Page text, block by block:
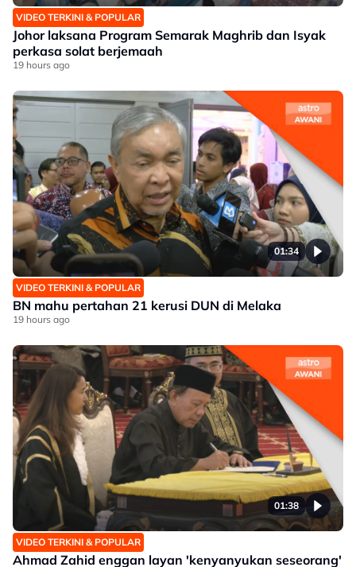
VIDEO TERKINI & POPULAR
Johor laksana Program Semarak Maghrib dan Isyak
perkasa solat berjemaah
19 hours ago
01:34
VIDEO TERKINI & POPULAR
BN mahu pertahan 21 kerusi DUN di Melaka
19 hours ago
01:38
VIDEO TERKINI & POPULAR
Ahmad Zahid enggan layan 'kenyanyukan seseorang'